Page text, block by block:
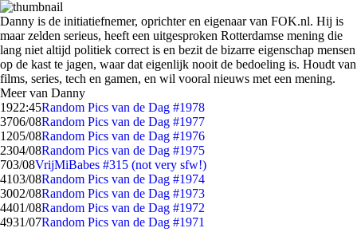
Danny is de initiatiefnemer, oprichter en eigenaar van FOK.nl. Hij is
maar zelden serieus, heeft een uitgesproken Rotterdamse mening die
lang niet altijd politiek correct is en bezit de bizarre eigenschap mensen
op de kast te jagen, waar dat eigenlijk nooit de bedoeling is. Houdt van
films, series, tech en gamen, en wil vooral nieuws met een mening.
Meer van Danny
1922:45Random Pics van de Dag #1978
3706/08Random Pics van de Dag #1977
1205/08Random Pics van de Dag #1976
2304/08Random Pics van de Dag #1975
703/08VrijMiBabes #315 (not very sfw!)
4103/08Random Pics van de Dag #1974
3002/08Random Pics van de Dag #1973
4401/08Random Pics van de Dag #1972
4931/07Random Pics van de Dag #1971